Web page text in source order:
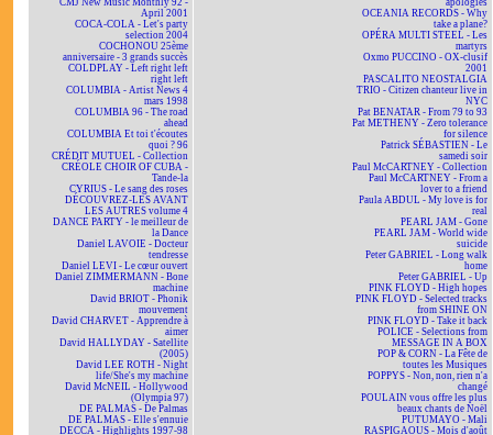
CMJ New Music Monthly 92 -
April 2001
COCA-COLA - Let's party
selection 2004
COCHONOU 25ème
anniversaire - 3 grands succès
COLDPLAY - Left right left
right left
COLUMBIA - Artist News 4
mars 1998
COLUMBIA 96 - The road
ahead
COLUMBIA Et toi t'écoutes
quoi ? 96
CRÉDIT MUTUEL - Collection
CRÉOLE CHOIR OF CUBA -
Tande-la
CYRIUS - Le sang des roses
DÉCOUVREZ-LES AVANT
LES AUTRES volume 4
DANCE PARTY - le meilleur de
la Dance
Daniel LAVOIE - Docteur
tendresse
Daniel LEVI - Le cœur ouvert
Daniel ZIMMERMANN - Bone
machine
David BRIOT - Phonik
mouvement
David CHARVET - Apprendre à
aimer
David HALLYDAY - Satellite
(2005)
David LEE ROTH - Night
life/She's my machine
David McNEIL - Hollywood
(Olympia 97)
DE PALMAS - De Palmas
DE PALMAS - Elle s'ennuie
DECCA - Highlights 1997-98
apologies
OCEANIA RECORDS - Why
take a plane?
OPÉRA MULTI STEEL - Les
martyrs
Oxmo PUCCINO - OX-clusif
2001
PASCALITO NEOSTALGIA
TRIO - Citizen chanteur live in
NYC
Pat BENATAR - From 79 to 93
Pat METHENY - Zero tolerance
for silence
Patrick SÉBASTIEN - Le
samedi soir
Paul McCARTNEY - Collection
Paul McCARTNEY - From a
lover to a friend
Paula ABDUL - My love is for
real
PEARL JAM - Gone
PEARL JAM - World wide
suicide
Peter GABRIEL - Long walk
home
Peter GABRIEL - Up
PINK FLOYD - High hopes
PINK FLOYD - Selected tracks
from SHINE ON
PINK FLOYD - Take it back
POLICE - Selections from
MESSAGE IN A BOX
POP & CORN - La Fête de
toutes les Musiques
POPPYS - Non, non, rien n'a
changé
POULAIN vous offre les plus
beaux chants de Noël
PUTUMAYO - Mali
RASPIGAOUS - Mois d'août